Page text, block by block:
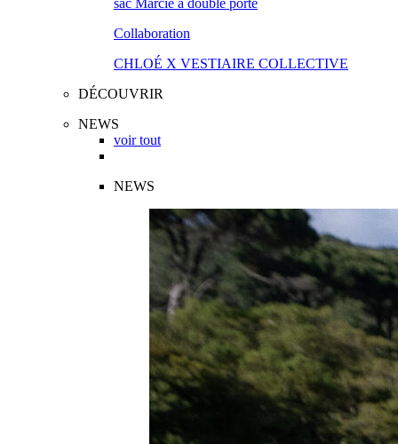
Collaboration
CHLOÉ X VESTIAIRE COLLECTIVE
DÉCOUVRIR
NEWS
voir tout
NEWS